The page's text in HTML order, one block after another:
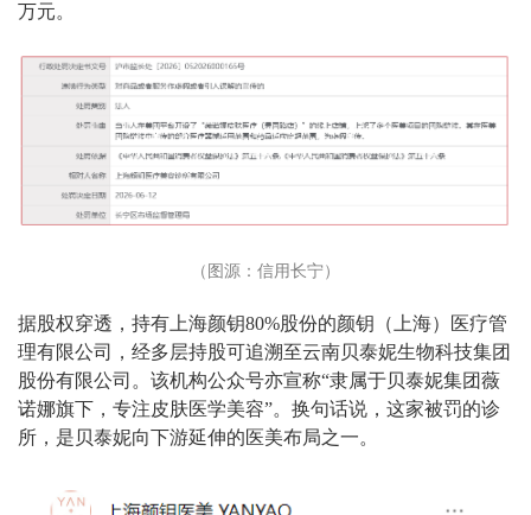
万元。
（图源：信用长宁）
据股权穿透，持有上海颜钥80%股份的颜钥（上海）医疗管
理有限公司，经多层持股可追溯至云南贝泰妮生物科技集团
股份有限公司 。该机构公众号亦宣称“隶属于贝泰妮集团薇
诺娜旗下，专注皮肤医学美容”。换句话说，这家被罚的诊
所，是贝泰妮向下游延伸的医美布局之一。